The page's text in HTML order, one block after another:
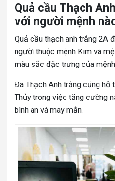
Quả cầu Thạch
với người mệnh
Quả cầu thạch anh trắng 2A
người thuộc mệnh Kim và
màu sắc đặc trưng của
Đá Thạch Anh trắng cũng hỗ
Thủy trong việc tăng cường
bình an và may mắn.